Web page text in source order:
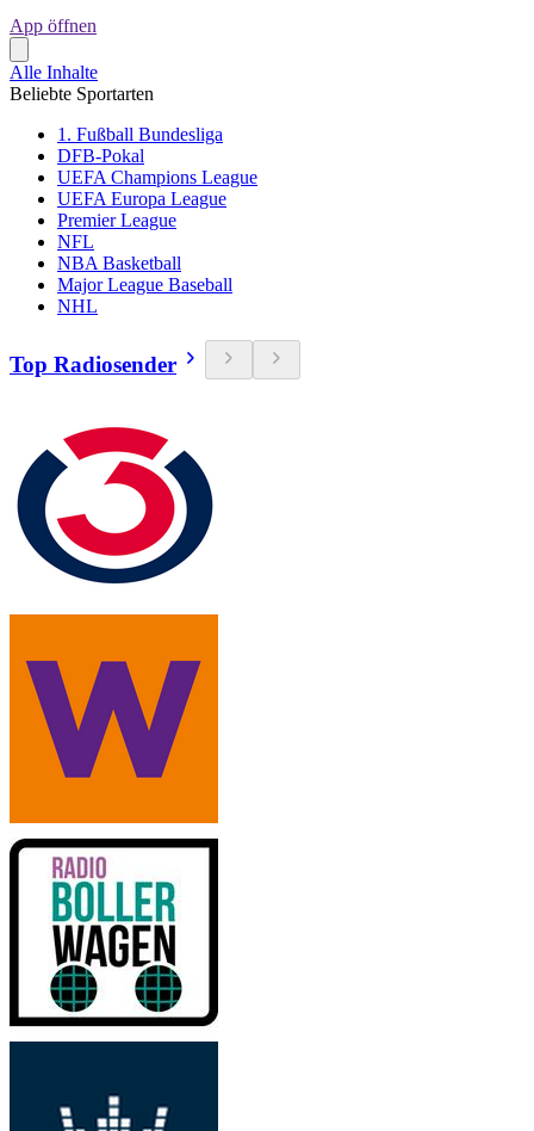
App öffnen
Alle Inhalte
Beliebte Sportarten
1. Fußball Bundesliga
DFB-Pokal
UEFA Champions League
UEFA Europa League
Premier League
NFL
NBA Basketball
Major League Baseball
NHL
Top Radiosender